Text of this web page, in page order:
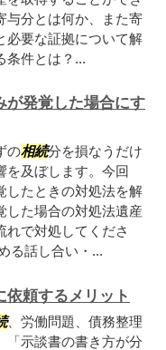
与分とは何か、また寄
必要な証拠について解
条件とは？...
が発覚した場合にす
の相続分を損なうだけ
を及ぼします。今回
したときの対処法を解
した場合の対処法遺産
れで対処してくださ
る話し合い・...
頼するメリット
、労働問題、債務整理
「示談書の書き方が分